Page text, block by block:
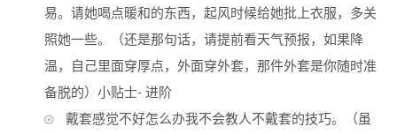
易。请她喝点暖和的东西，起风时候给她批上衣服，多关
照她一些。（还是那句话，请提前看天气预报，如果降
温，自己里面穿厚点，外面穿外套，那件外套是你随时准
备脱的）小贴士- 进阶
戴套感觉不好怎么办我不会教人不戴套的技巧。（虽